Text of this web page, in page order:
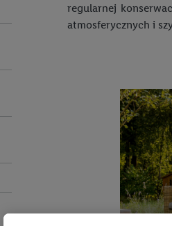
regularnej
atmosferycznych i